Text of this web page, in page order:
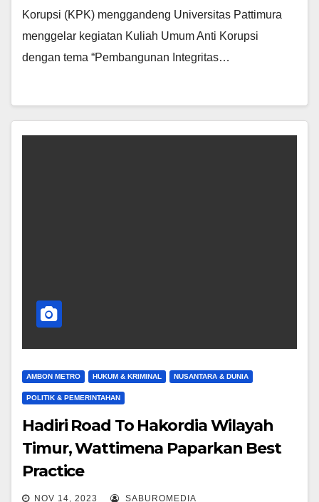
Korupsi (KPK) menggandeng Universitas Pattimura
menggelar kegiatan Kuliah Umum Anti Korupsi
dengan tema “Pembangunan Integritas…
AMBON METRO HUKUM & KRIMINAL NUSANTARA & DUNIA
POLITIK & PEMERINTAHAN
Hadiri Road To Hakordia Wilayah
Timur, Wattimena Paparkan Best
Practice
NOV 14, 2023 SABUROMEDIA